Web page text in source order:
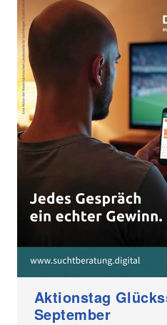
Aktionstag
September